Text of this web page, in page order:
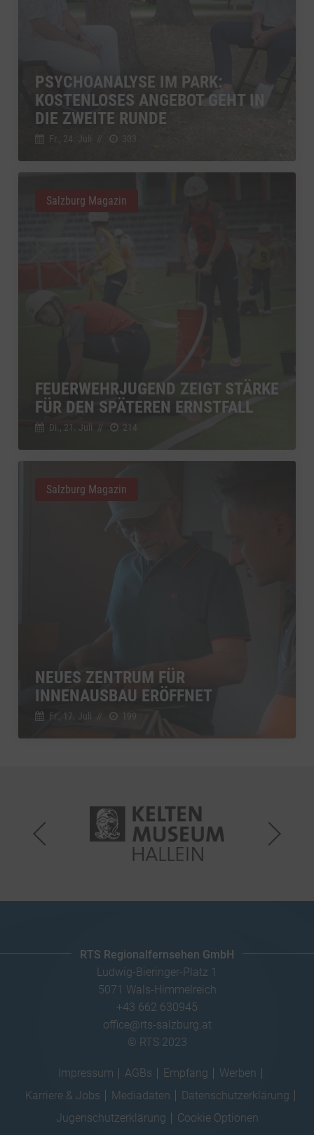
PSYCHOANALYSE IM PARK:
KOSTENLOSES ANGEBOT GEHT IN
DIE ZWEITE RUNDE
Fr., 24. Juli 303
FEUERWEHRJUGEND ZEIGT STÄRKE
FÜR DEN SPÄTEREN ERNSTFALL
Di., 21. Juli // 214
Salzburg Magazin
NEUES ZENTRUM FÜR
INNENAUSBAU ERÖFFNET
Fr., 17. Juli // 199
Salzburg Magazin
RTS Regionalfernsehen GmbH
Ludwig-Bieringer-Platz 1
5071 Wals-Himmelreich
+43 662 630945
office@rts-salzburg.at
© RTS 2023
Impressum AGBs Empfang
Werben
Karriere & Jobs
Mediadaten
Datenschutzerklärung
Jugenschutzerklärung
Cookie Optionen